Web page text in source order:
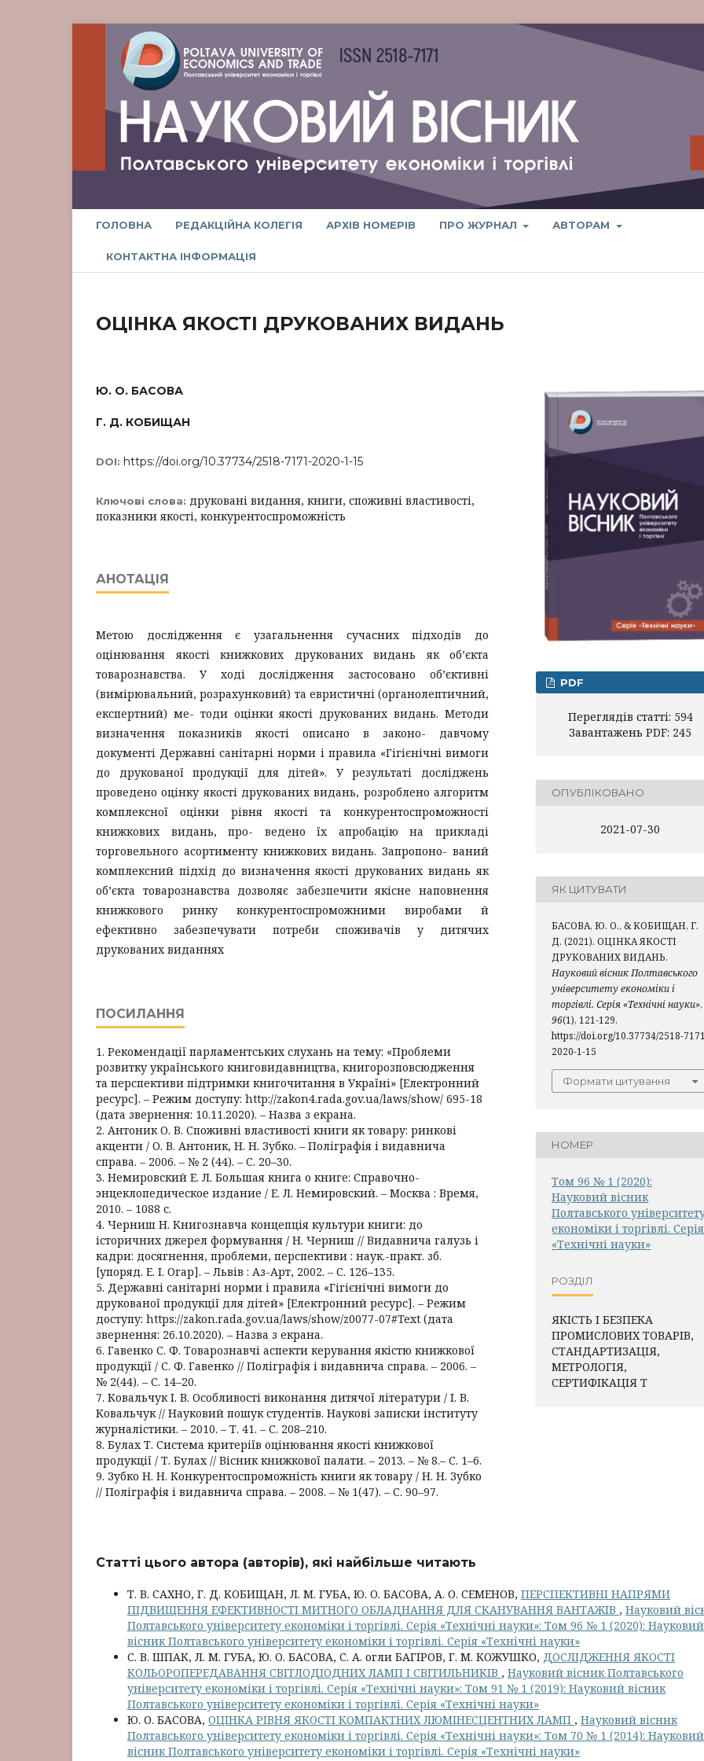
ГОЛОВНА РЕДАКЦІЙНА КОЛЕГІЯ АРХІВ НОМЕРІВ ПРО ЖУРНАЛ АВТОРАМ
КОНТАКТНА ІНФОРМАЦІЯ
ОЦІНКА ЯКОСТІ ДРУКОВАНИХ ВИДАНЬ
Ю. О. БАСОВА
Г. Д. КОБИЩАН
DOI: https://doi.org/10.37734/2518-7171-2020-1-15
Ключові слова: друковані видання, книги, споживні властивості,
показники якості, конкурентоспроможність
АНОТАЦІЯ
Метою дослідження є узагальнення сучасних підходів до
оцінювання якості книжкових друкованих видань як об’єкта
товарознавства. У ході дослідження застосовано об’єктивні
(вимірювальний, розрахунковий) та евристичні (органолептичний,
експертний) ме- тоди оцінки якості друкованих видань. Методи
визначення показників якості описано в законо- давчому
документі Державні санітарні норми і правила «Гігієнічні вимоги
до друкованої продукції для дітей». У результаті досліджень
проведено оцінку якості друкованих видань, розроблено алгоритм
комплексної оцінки рівня якості та конкурентоспроможності
книжкових видань, про- ведено їх апробацію на прикладі
торговельного асортименту книжкових видань. Запропоно- ваний
комплексний підхід до визначення якості друкованих видань як
об’єкта товарознавства дозволяє забезпечити якісне наповнення
книжкового ринку конкурентоспроможними виробами й
ефективно забезпечувати потреби споживачів у дитячих
друкованих виданнях
ПОСИЛАННЯ
1. Рекомендації парламентських слухань на тему: «Проблеми
розвитку українського книговидавництва, книгорозповсюдження
та перспективи підтримки книгочитання в Україні» [Електронний
ресурс]. – Режим доступу: http://zakon4.rada.gov.ua/laws/show/ 695-18
(дата звернення: 10.11.2020). – Назва з екрана.
2. Антоник О. В. Споживні властивості книги як товару: ринкові
акценти / О. В. Антоник, Н. Н. Зубко. – Поліграфія і видавнича
справа. – 2006. – № 2 (44). – С. 20–30.
3. Немировский Е. Л. Большая книга о книге: Справочно-
энцеклопедическое издание / Е. Л. Немировский. – Москва : Время,
2010. – 1088 с.
4. Черниш Н. Книгознавча концепція культури книги: до
історичних джерел формування / Н. Черниш // Видавнича галузь і
кадри: досягнення, проблеми, перспективи : наук.-практ. зб.
[упоряд. Е. І. Огар]. – Львів : Аз-Арт, 2002. – С. 126–135.
5. Державні санітарні норми і правила «Гігієнічні вимоги до
друкованої продукції для дітей» [Електронний ресурс]. – Режим
доступу: https://zakon.rada.gov.ua/laws/show/z0077-07#Text (дата
звернення: 26.10.2020). – Назва з екрана.
6. Гавенко С. Ф. Товарознавчі аспекти керування якістю книжкової
продукції / С. Ф. Гавенко // Поліграфія і видавнича справа. – 2006. –
№ 2(44). – С. 14–20.
7. Ковальчук І. В. Особливості виконання дитячої літератури / І. В.
Ковальчук // Науковий пошук студентів. Наукові записки інституту
журналістики. – 2010. – Т. 41. – С. 208–210.
8. Булах Т. Система критеріїв оцінювання якості книжкової
продукції / Т. Булах // Вісник книжкової палати. – 2013. – № 8.– С. 1–6.
9. Зубко Н. Н. Конкурентоспроможність книги як товару / Н. Н. Зубко
// Поліграфія і видавнича справа. – 2008. – № 1(47). – С. 90–97.
PDF
Переглядів статті: 594
Завантажень PDF: 245
ОПУБЛІКОВАНО
2021-07-30
ЯК ЦИТУВАТИ
БАСОВА, Ю. О., & КОБИЩАН, Г.
Д. (2021). ОЦІНКА ЯКОСТІ
ДРУКОВАНИХ ВИДАНЬ.
Науковий вісник Полтавського
університету економіки і
торгівлі. Серія «Технічні науки»,
96(1), 121-129.
https://doi.org/10.37734/2518-
2020-1-15
Формати цитування
НОМЕР
Том 96 № 1 (2020):
Науковий вісник
Полтавського
економіки і торгівлі. Серія
«Технічні науки»
РОЗДІЛ
ЯКІСТЬ І БЕЗПЕКА
ПРОМИСЛОВИХ ТОВАРІВ,
СТАНДАРТИЗАЦІЯ,
МЕТРОЛОГІЯ,
СЕРТИФІКАЦІЯ Т
Статті цього автора (авторів), які найбільше читають
Т. В. САХНО, Г. Д. КОБИЩАН, Л. М. ГУБА, Ю. О. БАСОВА, А. О. СЕМЕНОВ, ПЕРСПЕКТИВНІ НАПРЯМИ
ПІДВИЩЕННЯ ЕФЕКТИВНОСТІ МИТНОГО ОБЛАДНАННЯ ДЛЯ СКАНУВАННЯ ВАНТАЖІВ , Науковий
Полтавського університету економіки і торгівлі. Серія «Технічні науки»: Том 96 № 1 (2020): Науковий
вісник Полтавського університету економіки і торгівлі. Серія «Технічні науки»
С. В. ШПАК, Л. М. ГУБА, Ю. О. БАСОВА, С. А. огли БАГІРОВ, Г. М. КОЖУШКО, ДОСЛІДЖЕННЯ ЯКОСТІ
КОЛЬОРОПЕРЕДАВАННЯ СВІТЛОДІОДНИХ ЛАМП І СВІТИЛЬНИКІВ , Науковий вісник Полтавського
університету економіки і торгівлі. Серія «Технічні науки»: Том 91 № 1 (2019): Науковий вісник
Полтавського університету економіки і торгівлі. Серія «Технічні науки»
Ю. О. БАСОВА, ОЦІНКА РІВНЯ ЯКОСТІ КОМПАКТНИХ ЛЮМІНЕСЦЕНТНИХ ЛАМП , Науковий вісник
Полтавського університету економіки і торгівлі. Серія «Технічні науки»: Том 70 № 1 (2014): Науковий
вісник Полтавського університету економіки і торгівлі. Серія «Технічні науки»